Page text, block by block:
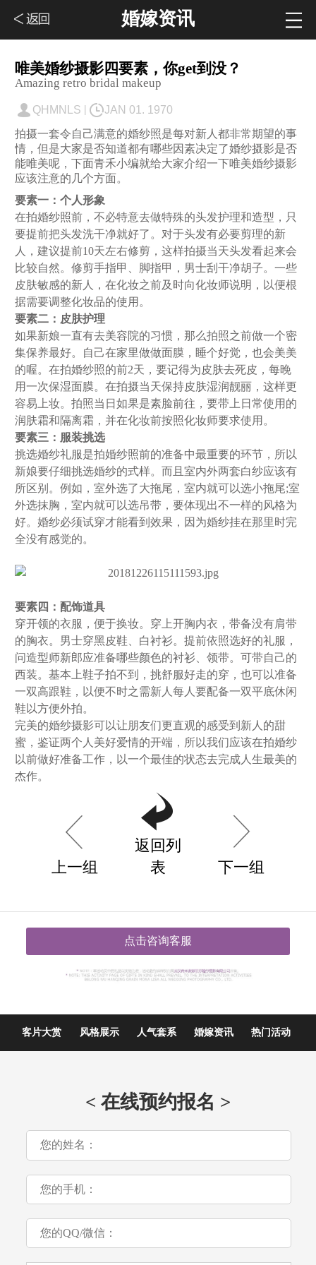
婚嫁资讯
唯美婚纱摄影四要素，你get到没？
Amazing retro bridal makeup
QHMNLS |
JAN 01. 1970
拍摄一套令自己满意的婚纱照是每对新人都非常期望的事
情，但是大家是否知道都有哪些因素决定了婚纱摄影是否
能唯美呢，下面青禾小编就给大家介绍一下唯美婚纱摄影
应该注意的几个方面。
要素一：个人形象
在拍婚纱照前，不必特意去做特殊的头发护理和造型，只
要提前把头发洗干净就好了。对于头发有必要剪理的新
人，建议提前10天左右修剪，这样拍摄当天头发看起来会
比较自然。修剪手指甲、脚指甲，男士刮干净胡子。一些
皮肤敏感的新人，在化妆之前及时向化妆师说明，以便根
据需要调整化妆品的使用。
要素二：皮肤护理
如果新娘一直有去美容院的习惯，那么拍照之前做一个密
集保养最好。自己在家里做做面膜，睡个好觉，也会美美
的喔。在拍婚纱照的前2天，要记得为皮肤去死皮，每晚
用一次保湿面膜。在拍摄当天保持皮肤湿润靓丽，这样更
容易上妆。拍照当日如果是素脸前往，要带上日常使用的
润肤霜和隔离霜，并在化妆前按照化妆师要求使用。
要素三：服装挑选
挑选婚纱礼服是拍婚纱照前的准备中最重要的环节，所以
新娘要仔细挑选婚纱的式样。而且室内外两套白纱应该有
所区别。例如，室外选了大拖尾，室内就可以选小拖尾;室
外选抹胸，室内就可以选吊带，要体现出不一样的风格为
好。婚纱必须试穿才能看到效果，因为婚纱挂在那里时完
全没有感觉的。
要素四：配饰道具
穿开领的衣服，便于换妆。穿上开胸内衣，带备没有肩带
的胸衣。男士穿黑皮鞋、白衬衫。提前依照选好的礼服，
问造型师新郎应准备哪些颜色的衬衫、领带。可带自己的
西装。基本上鞋子拍不到，挑舒服好走的穿，也可以准备
一双高跟鞋，以便不时之需新人每人要配备一双平底休闲
鞋以方便外拍。
完美的婚纱摄影可以让朋友们更直观的感受到新人的甜
蜜，鉴证两个人美好爱情的开端，所以我们应该在拍婚纱
以前做好准备工作，以一个最佳的状态去完成人生最美的
杰作。
上一组
返回列
表
下一组
点击咨询客服
客片大赏 风格展示 人气套系 婚嫁资讯 热门活动
< 在线预约报名 >